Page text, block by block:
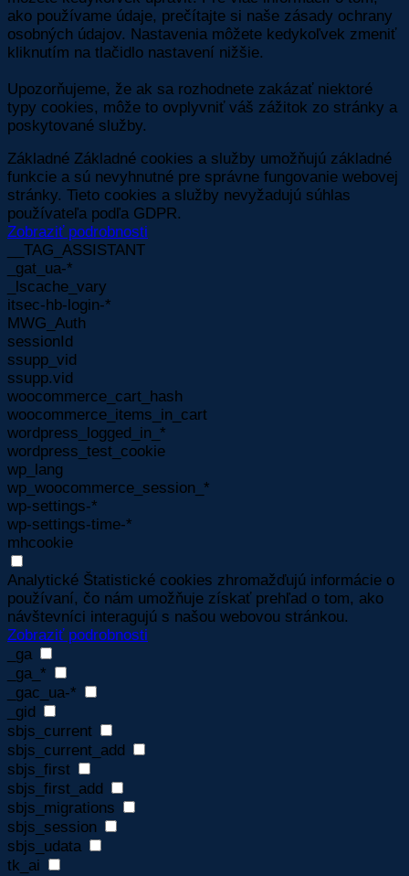
ako používame údaje, prečítajte si naše zásady ochrany
osobných údajov. Nastavenia môžete kedykoľvek zmeniť
kliknutím na tlačidlo nastavení nižšie.
Upozorňujeme, že ak sa rozhodnete zakázať niektoré
typy cookies, môže to ovplyvniť váš zážitok zo stránky a
poskytované služby.
Základné Základné cookies a služby umožňujú základné
funkcie a sú nevyhnutné pre správne fungovanie webovej
stránky. Tieto cookies a služby nevyžadujú súhlas
používateľa podľa GDPR.
Zobraziť podrobnosti
__TAG_ASSISTANT
_gat_ua-*
_lscache_vary
itsec-hb-login-*
MWG_Auth
sessionId
ssupp_vid
ssupp.vid
woocommerce_cart_hash
woocommerce_items_in_cart
wordpress_logged_in_*
wordpress_test_cookie
wp_lang
wp_woocommerce_session_*
wp-settings-*
wp-settings-time-*
mhcookie
Analytické Štatistické cookies zhromažďujú informácie o
používaní, čo nám umožňuje získať prehľad o tom, ako
návštevníci interagujú s našou webovou stránkou.
Zobraziť podrobnosti
_ga
_ga_*
_gac_ua-*
_gid
sbjs_current
sbjs_current_add
sbjs_first
sbjs_first_add
sbjs_migrations
sbjs_session
sbjs_udata
tk_ai